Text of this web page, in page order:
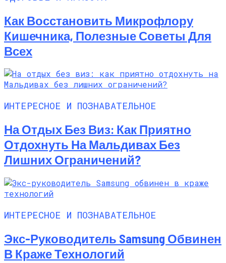
Как Восстановить Микрофлору
Кишечника, Полезные Советы Для
Всех
ИНТЕРЕСНОЕ И ПОЗНАВАТЕЛЬНОЕ
На Отдых Без Виз: Как Приятно
Отдохнуть На Мальдивах Без
Лишних Ограничений?
ИНТЕРЕСНОЕ И ПОЗНАВАТЕЛЬНОЕ
Экс-Руководитель Samsung Обвинен
В Краже Технологий